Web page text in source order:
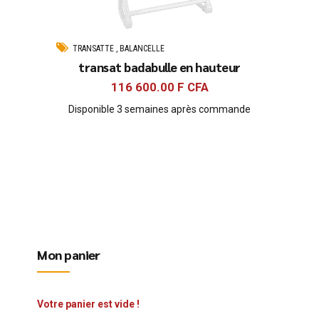
TRANSATTE , BALANCELLE
transat badabulle en hauteur
116 600.00 F CFA
Disponible 3 semaines après commande
Mon panier
Votre panier est vide !